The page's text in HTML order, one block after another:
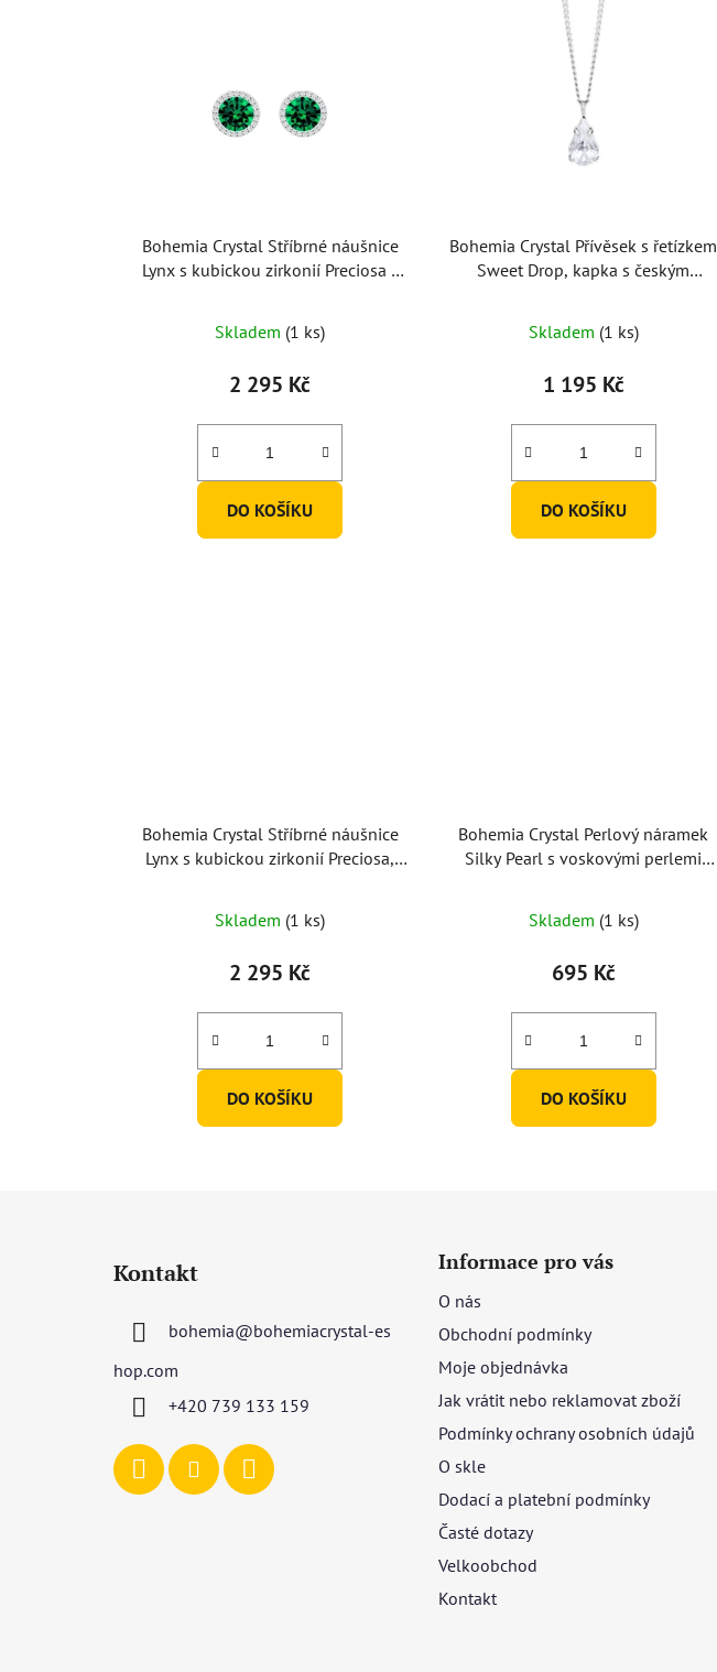
Bohemia Crystal Stříbrné náušnice
Lynx s kubickou zirkonií Preciosa -
Skladem (1 ks)
2 295 Kč
DO KOŠÍKU
Bohemia Crystal Přívěsek s řetízkem
Sweet Drop, kapka s českým
Skladem (1 ks)
1 195 Kč
DO KOŠÍKU
Bohemia Crystal Stříbrné náušnice
Lynx s kubickou zirkonií Preciosa,
Skladem (1 ks)
2 295 Kč
DO KOŠÍKU
Bohemia Crystal Perlový náramek
Silky Pearl s voskovými perlemi
Skladem (1 ks)
695 Kč
DO KOŠÍKU
Kontakt
bohemia@bohemiacrystal-es
hop.com
+420 739 133 159
Informace pro vás
O nás
Obchodní podmínky
Moje objednávka
Jak vrátit nebo reklamovat zboží
Podmínky ochrany osobních údajů
O skle
Dodací a platební podmínky
Časté dotazy
Velkoobchod
Kontakt